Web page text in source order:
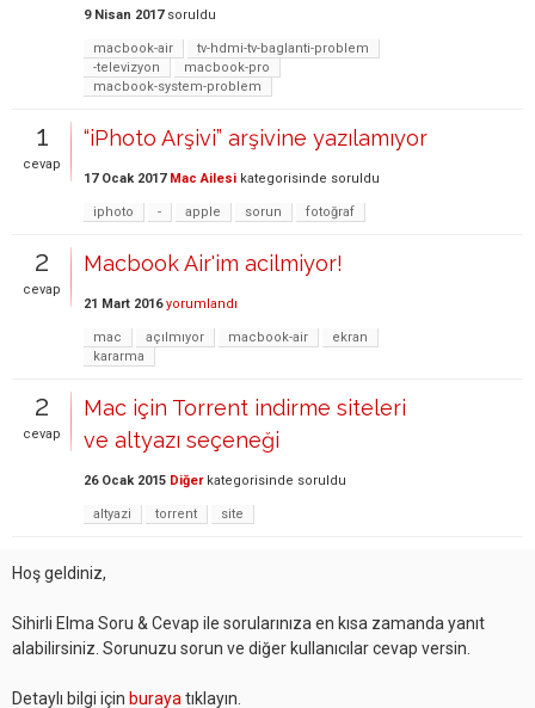
9 Nisan 2017 soruldu
macbook-air
tv-hdmi-tv-baglanti-problem
-televizyon
macbook-pro
macbook-system-problem
1
cevap
“iPhoto Arşivi” arşivine yazılamıyor
17 Ocak 2017 Mac Ailesi kategorisinde soruldu
iphoto - apple sorun fotoğraf
2
cevap
Macbook Air'im acilmiyor!
21 Mart 2016 yorumlandı
mac açılmıyor macbook-air
ekran
kararma
2
cevap
Mac için Torrent indirme siteleri
ve altyazı seçeneği
26 Ocak 2015 Diğerkategorisinde soruldu
altyazi torrent site
Hoş geldiniz,
Sihirli Elma Soru & Cevap ile sorularınıza en kısa zamanda yanıt
alabilirsiniz. Sorunuzu sorun ve diğer kullanıcılar cevap versin.
Detaylı bilgi için buraya tıklayın.